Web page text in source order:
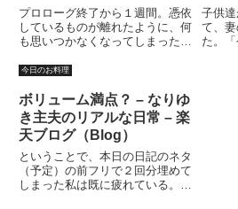
プロローグ終了から１週間。憑依
しているものが離れたように、何
も思いつかなくなってしまった。
うことにしておこう・・・）今日
あるといえば、ある。考えをまと
めることが不可能でもない、か
も...
（
子供
て、
た。
今日のお料理
ボリューム満点？ – なりゆ
き主夫のリアルな日常 – 楽
天ブログ（Blog）
ということで、本日の日記のネタ
（予定）の前フリで２回分埋めて
しまった私は既に疲れている。